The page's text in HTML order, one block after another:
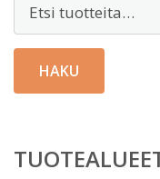
HAKU